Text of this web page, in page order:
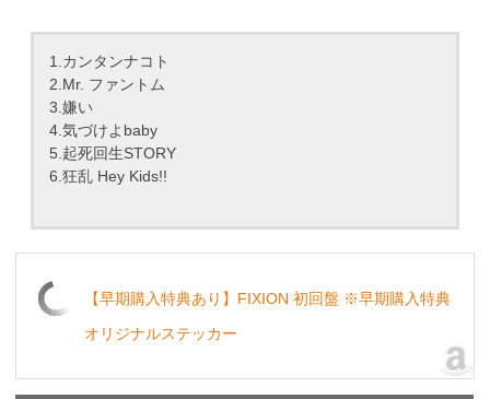
1.カンタンナコト
2.Mr. ファントム
3.嫌い
4.気づけよbaby
5.起死回生STORY
6.狂乱 Hey Kids!!
【早期購入特典あり】FIXION 初回盤 ※早期購入特典
オリジナルステッカー